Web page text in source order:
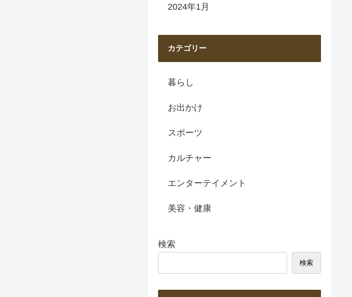
2024年1月
カテゴリー
暮らし
お出かけ
スポーツ
カルチャー
エンターテイメント
美容・健康
検索
検索